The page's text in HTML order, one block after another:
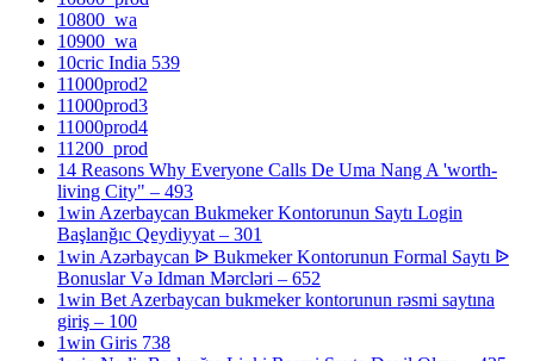
10800_wa
10900_wa
10cric India 539
11000prod2
11000prod3
11000prod4
11200_prod
14 Reasons Why Everyone Calls De Uma Nang A 'worth-
living City" – 493
1win Azerbaycan Bukmeker Kontorunun Saytı Login
Başlanğıc Qeydiyyat – 301
1win Azərbaycan ᐉ Bukmeker Kontorunun Formal Saytı ᐉ
Bonuslar Və Idman Mərcləri – 652
1win Bet Azerbaycan bukmeker kontorunun rəsmi saytına
giriş – 100
1win Giris 738